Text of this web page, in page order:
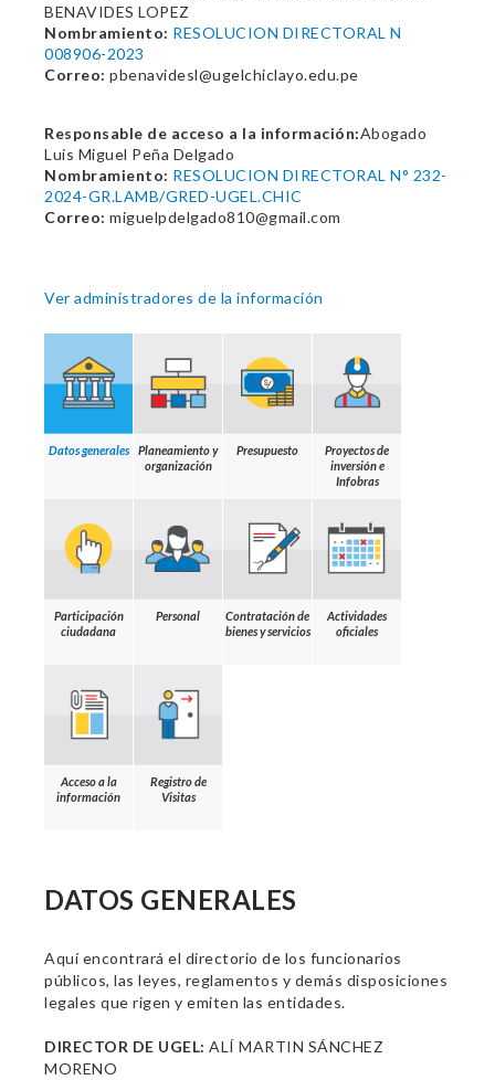
BENAVIDES LOPEZ
Nombramiento: RESOLUCION DIRECTORAL N
008906-2023
Correo: pbenavidesl@ugelchiclayo.edu.pe
Responsable de acceso a la información:Abogado
Luis Miguel Peña Delgado
Nombramiento: RESOLUCION DIRECTORAL N° 232-
2024-GR.LAMB/GRED-UGEL.CHIC
Correo: miguelpdelgado810@gmail.com
Ver administradores de la información
Datos generales
Planeamiento y
organización
Presupuesto
Proyectos de
inversión e
Infobras
Participación
ciudadana
Personal
Contratación de
bienes y servicios
Actividades
oficiales
Acceso a la
información
Registro de
Visitas
DATOS GENERALES
Aquí encontrará el directorio de los funcionarios
públicos, las leyes, reglamentos y demás disposiciones
legales que rigen y emiten las entidades.
DIRECTOR DE UGEL: ALÍ MARTIN SÁNCHEZ
MORENO